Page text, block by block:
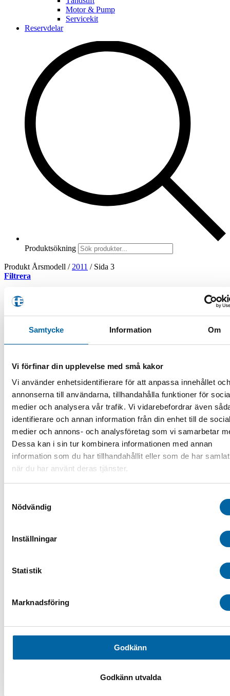
Samtycke Information Om
Vi förfinar din upplevelse med små kakor
Vi använder enhetsidentifierare för att anpassa innehållet och
annonserna till användarna, tillhandahålla funktioner för
medier och analysera vår trafik. Vi vidarebefordrar även
identifierare och annan information från din enhet till de
medier och annons- och analysföretag som vi samarbetar
Dessa kan i sin tur kombinera informationen med annan
information som du har tillhandahållit eller som de har
när du har använt deras tjänster.
Nödvändig
Inställningar
Statistik
Marknadsföring
Godkänn
Godkänn utvalda
Motor & Pump
Servicekit
Reservdelar
Produktsökning
Produkt Årsmodell / 2011 /Sida 3
Filtrera
Produktkategorier
ATV
ATV-Tillbehör
ATV-Redskap
ATV-Klippare
ATV-vagnar
Delar/Tillbehör
Flishugg
Lastramper
Eldelar
Fjädring & Chassi
Förvaringsboxar & Väskor
Fotpinnar & Fotstöd
Kapell ATV/SSV
Plogblad & Fästen
Övriga vintertillbehör